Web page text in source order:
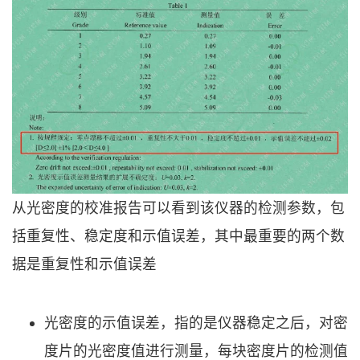
从光密度的校准报告可以看到该仪器的检测参数，包
括重复性、稳定度和示值误差，其中最重要的两个数
据是重复性和示值误差
光密度的示值误差，指的是仪器稳定之后，对密
度片的光密度值进行测量，每块密度片的检测值